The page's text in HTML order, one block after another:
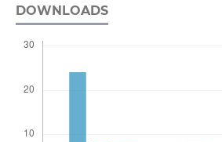
DOWNLOADS